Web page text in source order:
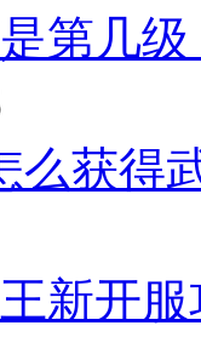
第几
么获得
新开